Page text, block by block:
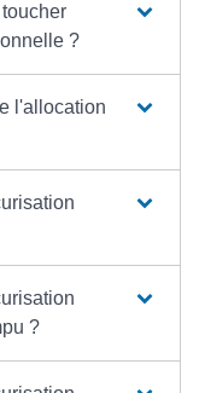
?
l'allocation
?